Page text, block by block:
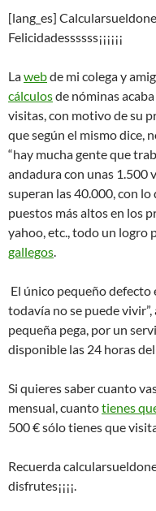
[lang_es]
Felicidadessssss¡¡¡¡¡¡
Lawebde mi colega y
cálculosde nóminas
visitas, con motivo de su
que según el mismo dice,
“hay mucha gente que
andadura con unas 1.500
superan las 40.000, con
puestos más altos en los
yahoo, etc., todo un logro
gallegos.
El único pequeño defecto
todavía no se puede
pequeña pega, por un
disponible las 24 horas
Si quieres saber cuanto
mensual, cuantotienes
500 € sólo tienes que
Recuerda
disfrutes¡¡¡¡.